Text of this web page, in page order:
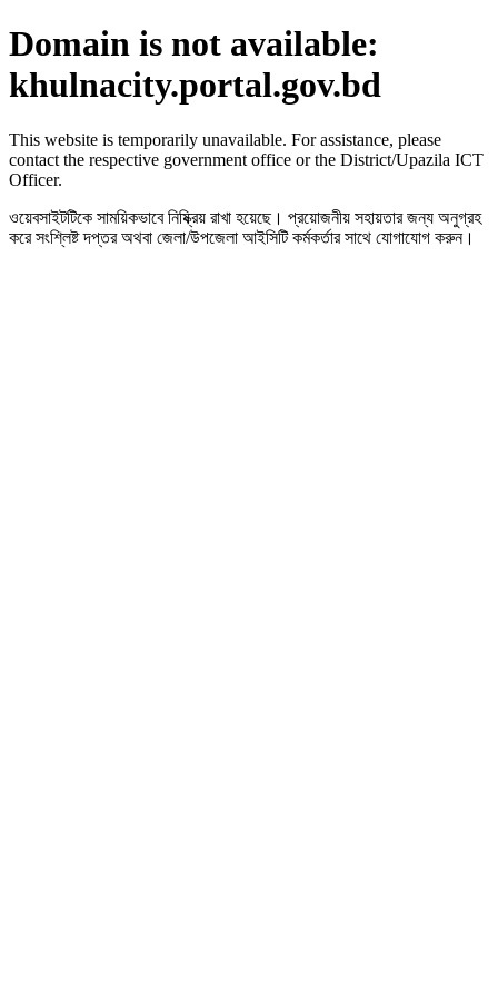
Domain is not available:
khulnacity.portal.gov.bd
This website is temporarily unavailable. For assistance, please
contact the respective government office or the District/Upazila ICT
Officer.
ওয়েবসাইটটিকে সাময়িকভাবে নিষ্ক্রিয় রাখা হয়েছে। প্রয়োজনীয় সহায়তার জন্য অনুগ্রহ
করে সংশ্লিষ্ট দপ্তর অথবা জেলা/উপজেলা আইসিটি কর্মকর্তার সাথে যোগাযোগ করুন।